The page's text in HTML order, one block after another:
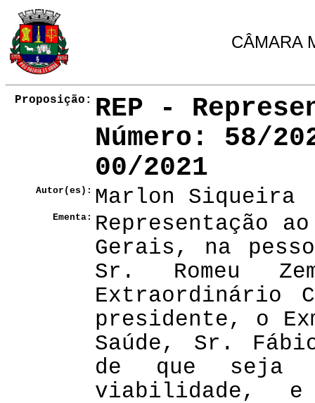
CÂMARA
Proposição: REP -
Número : 58/
00/2021
Autor(es): Marlon Siqueira
Ementa: Representação
Gerais, na
Sr. Romeu
Extraordinário
presidente, o
Saúde, Sr.
de que seja
viabilidade,